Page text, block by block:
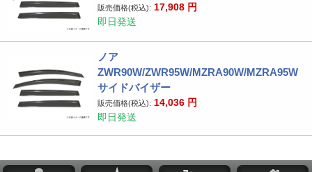
販売価格(税込): 17,908 円
即日発送
ノア
ZWR90W/ZWR95W/MZRA90W/MZRA95W
サイドバイザー
販売価格(税込): 14,036 円
即日発送